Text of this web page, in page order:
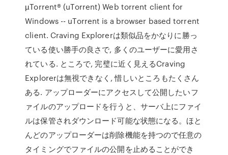
µTorrent® (uTorrent) Web torrent client for
Windows -- uTorrent is a browser based torrent
client. Craving Explorerは類似品をかなりに勝っ
ている使い勝手の良さで, 多くのユーザーに愛用さ
れている. ところで, 完璧に近く見えるCraving
Explorerは無視できなく, 惜しいところもたくさん
ある. アップローダーにアクセスして公開したいフ
ァイルのアップロードを行うと、サーバ上にファイ
ルは保管されダウンロード可能な状態になる。ほと
んどのアップローダーは削除機能を持つので任意の
タイミングでファイルの公開を止めることができ